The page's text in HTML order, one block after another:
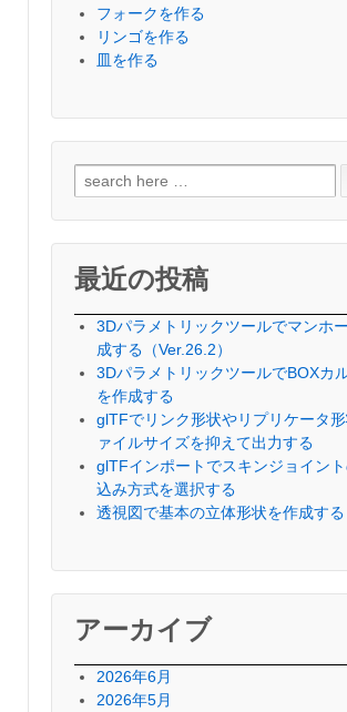
フォークを作る
リンゴを作る
皿を作る
索
対
象:
最近の投稿
3Dパラメトリックツールでマンホ
成する（Ver.26.2）
3DパラメトリックツールでBOXカ
を作成する
glTFでリンク形状やリプリケータ
ァイルサイズを抑えて出力する
glTFインポートでスキンジョイン
込み方式を選択する
透視図で基本の立体形状を作成する
アーカイブ
2026年6月
2026年5月